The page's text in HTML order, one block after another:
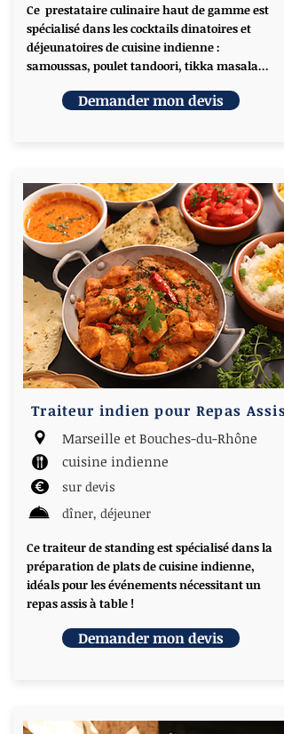
Ce prestataire culinaire haut de gamme est
spécialisé dans les cocktails dinatoires et
déjeunatoires de cuisine indienne :
samoussas, poulet tandoori, tikka masala...
Demander mon devis
Traiteur indien pour Repas Assis
Marseille et Bouches-du-Rhône
cuisine indienne
sur devis
dîner, déjeuner
Ce traiteur de standing est spécialisé dans la
préparation de plats de cuisine indienne,
idéals pour les événements nécessitant un
repas assis à table !
Demander mon devis